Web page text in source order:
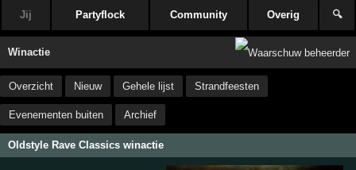
Jij Partyflock Community Overig 🔍
Winactie
Overzicht Nieuw Gehele lijst Strandfeesten
Evenementen buiten Archief
Oldstyle Rave Classics winactie